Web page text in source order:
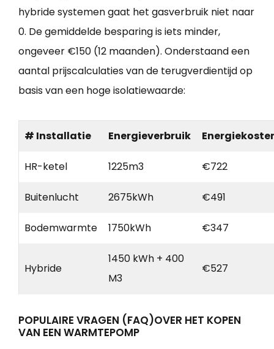
hybride systemen gaat het gasverbruik niet naar
0. De gemiddelde besparing is iets minder,
ongeveer €150 (12 maanden). Onderstaand een
aantal prijscalculaties van de terugverdientijd op
basis van een hoge isolatiewaarde:
# Installatie Energieverbruik
HR-ketel 1225m3 €722
Buitenlucht 2675kWh €491
Bodemwarmte 1750kWh €347
Hybride
1450 kWh + 400
M3
€527
POPULAIRE VRAGEN (FAQ)OVER HET KOPEN
VAN EEN WARMTEPOMP